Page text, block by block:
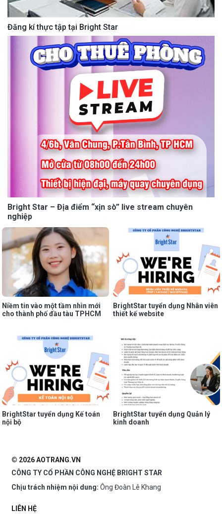
Đăng kí thực tập tại Bright Star
Bright Star – Địa điểm “xịn sò” live stream chuyên
nghiệp
Niềm tin vào một tầm nhìn mới
cho thành phố đầu tàu TPHCM
BrightStar tuyển dụng Nhân viên
thiết kế website
BrightStar tuyển dụng Kế toán
nội bộ
BrightStar tuyển dụng Quản lý
kinh doanh
© 2026 AOTRANG.VN
CÔNG TY CỔ PHẦN CÔNG NGHỆ BRIGHT STAR
Chịu trách nhiệm nội dung: Ông Đoàn Lê Khang
LIÊN HỆ